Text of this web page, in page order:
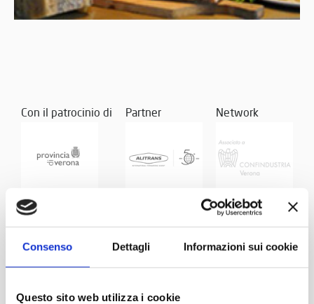
Consenso Dettagli Informazioni sui cookie
Questo sito web utilizza i cookie
Con il patrocinio di Partner Network